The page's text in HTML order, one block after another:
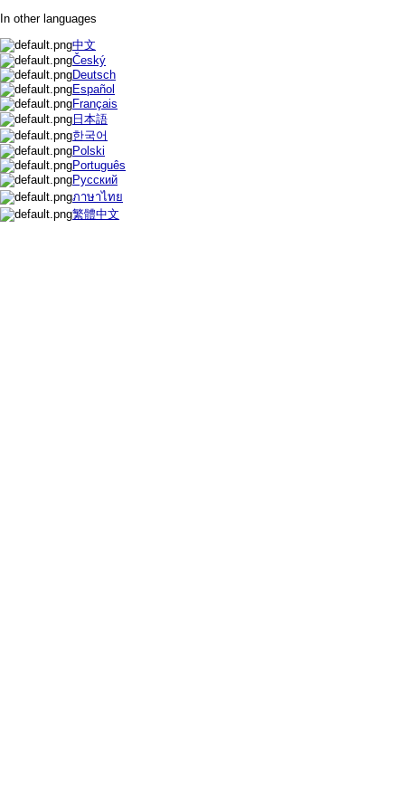
In other languages
中文
Český
Deutsch
Español
Français
日本語
한국어
Polski
Português
Русский
ภาษาไทย
繁體中文